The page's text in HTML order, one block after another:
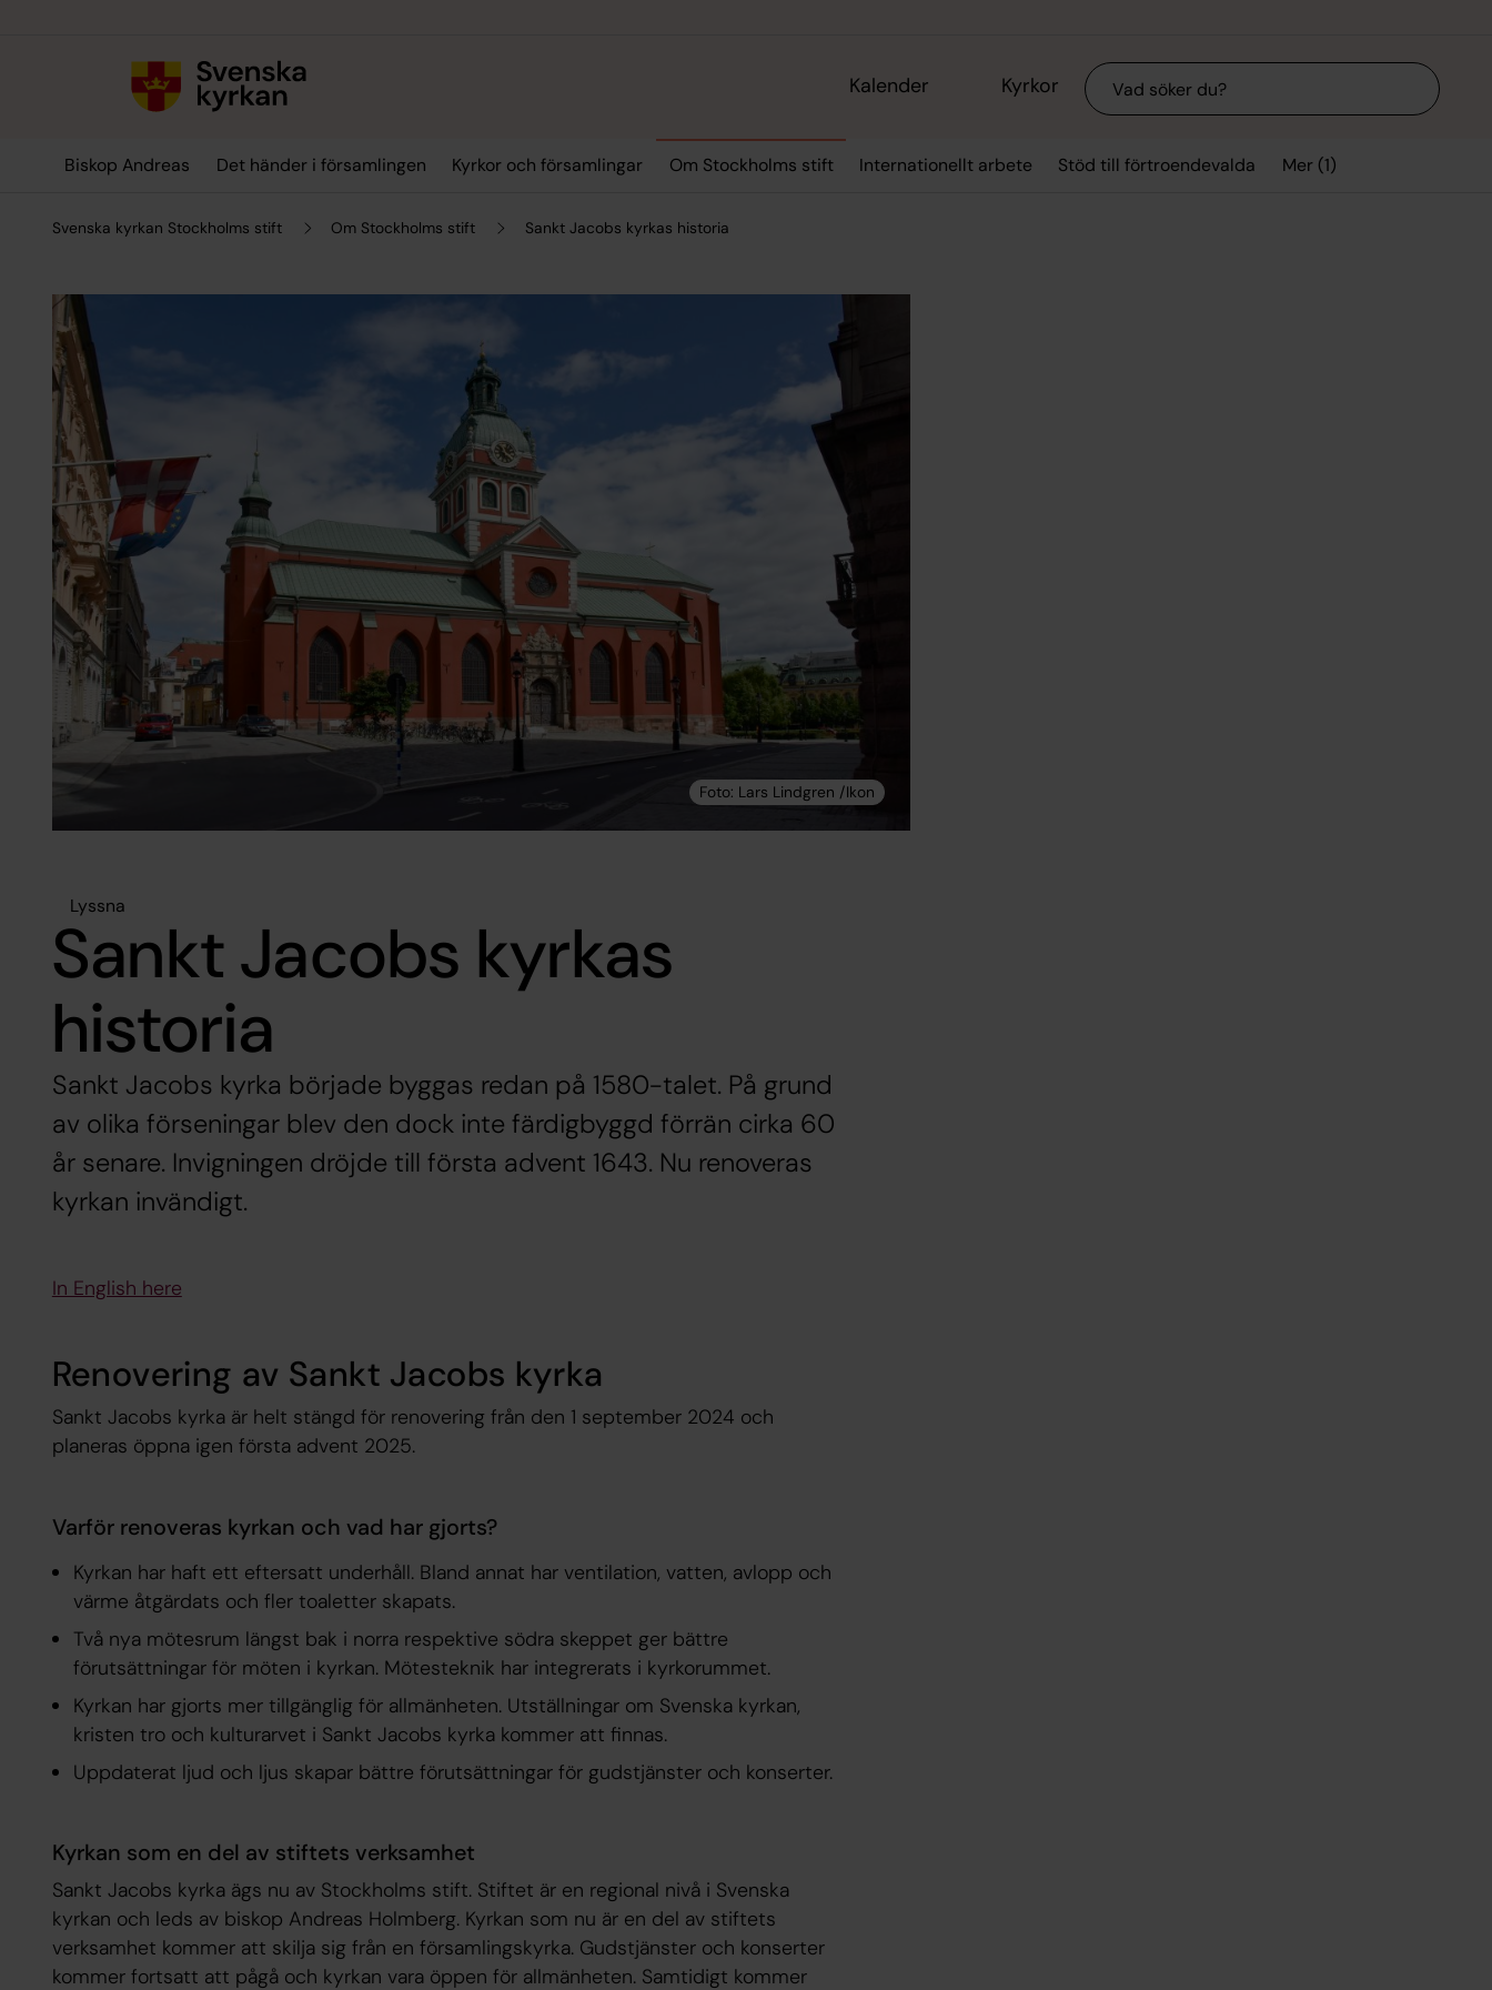
Kalender Kyrkor Sök
Biskop Andreas Det händer i församlingen Kyrkor och församlingar Om Stockholms stift Internationellt arbete Stöd till förtroendevalda Mer (1)
Svenska kyrkan Stockholms stift Om Stockholms stift Sankt Jacobs kyrkas historia
Lyssna
Sankt Jacobs kyrkas
historia
Sankt Jacobs kyrka började byggas redan på 1580-talet. På grund
av olika förseningar blev den dock inte färdigbyggd förrän cirka 60
år senare. Invigningen dröjde till första advent 1643. Nu renoveras
kyrkan invändigt.
In English here
Renovering av Sankt Jacobs kyrka
Sankt Jacobs kyrka är helt stängd för renovering från den 1 september 2024 och
planeras öppna igen första advent 2025.
Varför renoveras kyrkan och vad har gjorts?
Kyrkan har haft ett eftersatt underhåll. Bland annat har ventilation, vatten, avlopp och
värme åtgärdats och fler toaletter skapats.
Två nya mötesrum längst bak i norra respektive södra skeppet ger bättre
förutsättningar för möten i kyrkan. Mötesteknik har integrerats i kyrkorummet.
Kyrkan har gjorts mer tillgänglig för allmänheten. Utställningar om Svenska kyrkan,
kristen tro och kulturarvet i Sankt Jacobs kyrka kommer att finnas.
Uppdaterat ljud och ljus skapar bättre förutsättningar för gudstjänster och konserter.
Kyrkan som en del av stiftets verksamhet
Sankt Jacobs kyrka ägs nu av Stockholms stift. Stiftet är en regional nivå i Svenska
kyrkan och leds av biskop Andreas Holmberg. Kyrkan som nu är en del av stiftets
verksamhet kommer att skilja sig från en församlingskyrka. Gudstjänster och konserter
kommer fortsatt att pågå och kyrkan vara öppen för allmänheten. Samtidigt kommer